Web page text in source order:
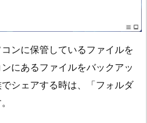
ンに保管しているファイルを
にあるファイルをバックアッ
シェアする時は、「フォルダ